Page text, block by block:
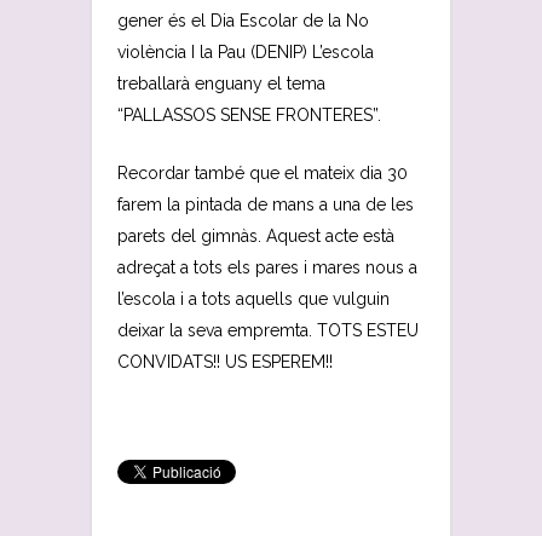
gener és el Dia Escolar de la No
violència I la Pau (DENIP) L’escola
treballarà enguany el tema
“PALLASSOS SENSE FRONTERES”.
Recordar també que el mateix dia 30
farem la pintada de mans a una de les
parets del gimnàs. Aquest acte està
adreçat a tots els pares i mares nous a
l’escola i a tots aquells que vulguin
deixar la seva empremta. TOTS ESTEU
CONVIDATS!! US ESPEREM!!